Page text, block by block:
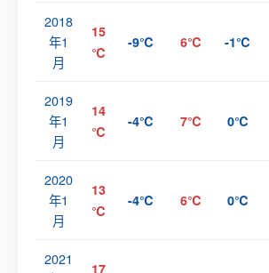
2018
年1
月
15
℃
-9℃ 6℃ -1℃
2019
年1
月
14
℃
-4℃ 7℃ 0℃
2020
年1
月
13
℃
-4℃ 6℃ 0℃
2021
17